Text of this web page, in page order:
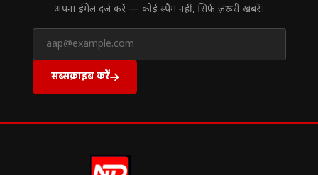
अपना ईमेल दर्ज करें — कोई स्पैम नहीं, सिर्फ ज़रूरी खबरें।
सब्सक्राइब करें